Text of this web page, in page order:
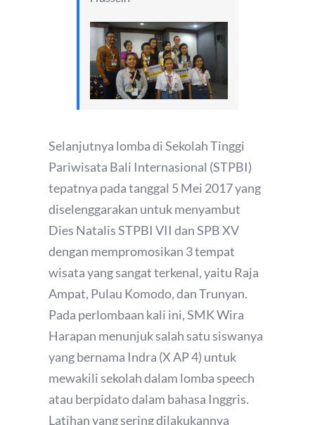
Selanjutnya lomba di Sekolah Tinggi
Pariwisata Bali Internasional (STPBI)
tepatnya pada tanggal 5 Mei 2017 yang
diselenggarakan untuk menyambut
Dies Natalis STPBI VII dan SPB XV
dengan mempromosikan 3 tempat
wisata yang sangat terkenal, yaitu Raja
Ampat, Pulau Komodo, dan Trunyan.
Pada perlombaan kali ini, SMK Wira
Harapan menunjuk salah satu siswanya
yang bernama Indra (X AP 4) untuk
mewakili sekolah dalam lomba speech
atau berpidato dalam bahasa Inggris.
Latihan yang sering dilakukannya